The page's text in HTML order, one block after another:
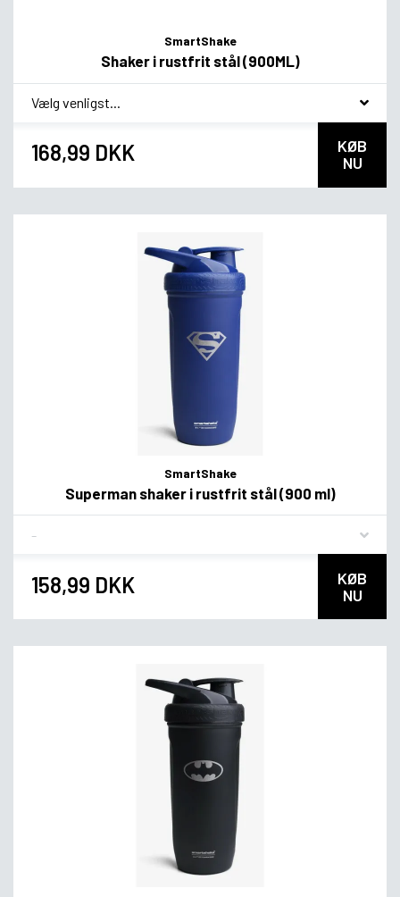
SmartShake
Shaker i rustfrit stål (900ML)
* Smagsvariant
168,99 DKK
KØB
NU
SmartShake
Superman shaker i rustfrit stål (900 ml)
158,99 DKK
KØB
NU